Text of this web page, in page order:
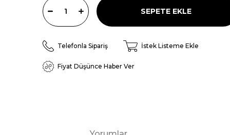
Telefonla Sipariş İstek Listeme Ekle
Fiyat Düşünce Haber Ver